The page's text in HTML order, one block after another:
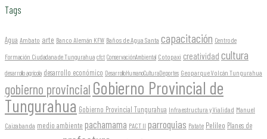
Tags
Agua Ambato arte Banco Alemán KFW Baños de Agua Santa capacitación Centro de
Formación Ciudadana de Tungurahua cfct ConservaciónAmbiental Cotopaxi creatividad cultura
desarrollo agrícola desarrollo económico DesarrolloHumanoCulturaDeportes Geoparque Volcán Tungurahua
gobierno provincial Gobierno Provincial de
Tungurahua Gobierno Provincial Tungurahua Infraestructura y Vialidad Manuel
Caizabanda medio ambiente pachamama PACT II parroquias Patate Pelileo Planes de